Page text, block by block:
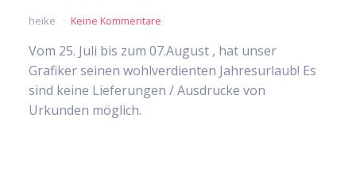
heike Keine Kommentare
Vom 25. Juli bis zum 07.August , hat unser
Grafiker seinen wohlverdienten Jahresurlaub! Es
sind keine Lieferungen / Ausdrucke von
Urkunden möglich.